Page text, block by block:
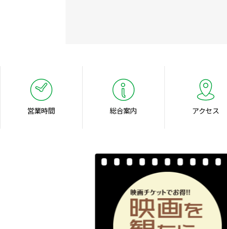
営業時間 総合案内 アクセス